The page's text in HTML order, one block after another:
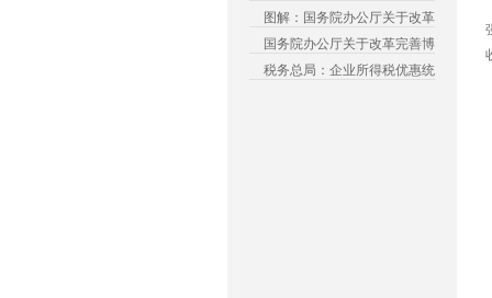
图解：国务院办公厅关于改革
国务院办公厅关于改革完善博
税务总局：企业所得税优惠统